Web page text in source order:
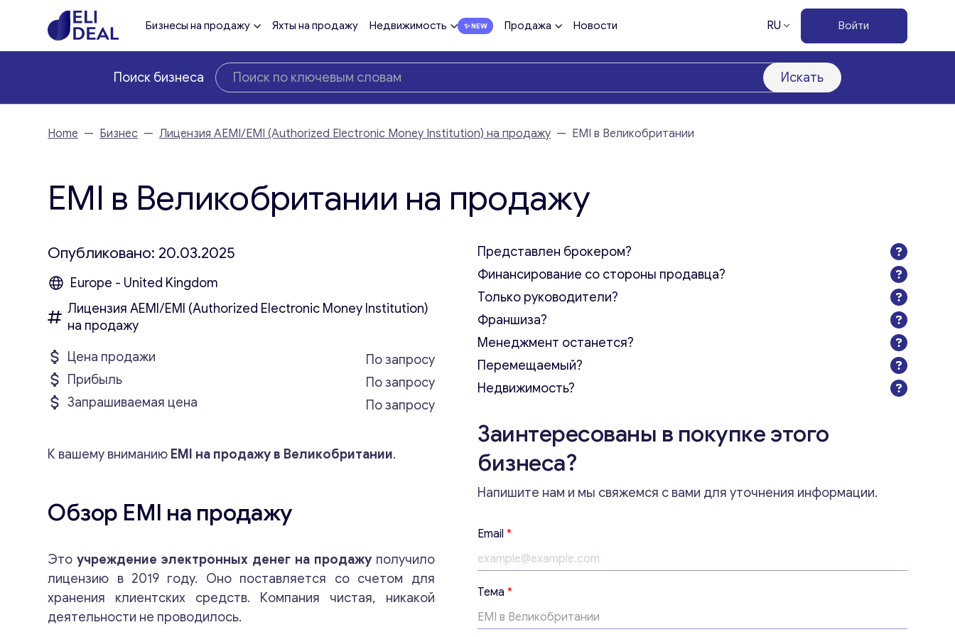
Бизнесы на продажу Яхты на продажу Недвижимость Продажа Новости RU Войти
Поиск бизнеса Искать
Home — Бизнес — Лицензия AEMI/EMI (Authorized Electronic Money Institution) на продажу — EMI в Великобритании
EMI в Великобритании на продажу
Опубликовано: 20.03.2025
Europe - United Kingdom
Лицензия AEMI/EMI (Authorized Electronic Money Institution)
на продажу
Цена продажи
По запросу
Прибыль
По запросу
Запрашиваемая цена
По запросу
К вашему вниманию EMI на продажу в Великобритании.
Обзор EMI на продажу
Этоучреждение электронных денег на продажуполучило
лицензию в 2019 году. Оно поставляется со счетом для
хранения клиентских средств. Компания чистая, никакой
деятельности не проводилось.
Представлен брокером?
Финансирование со стороны продавца?
Только руководители?
Франшиза?
Менеджмент останется?
Перемещаемый?
Недвижимость?
Заинтересованы в покупке этого
бизнеса?
Напишите нам и мы свяжемся с вами для уточнения информации.
Email *
*
*
с
о
Тема *